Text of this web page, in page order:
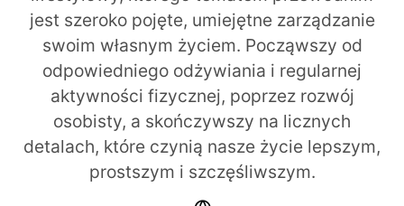
jest szeroko pojęte, umiejętne zarządzanie
swoim własnym życiem. Począwszy od
odpowiedniego odżywiania i regularnej
aktywności fizycznej, poprzez rozwój
osobisty, a skończywszy na licznych
detalach, które czynią nasze życie lepszym,
prostszym i szczęśliwszym.